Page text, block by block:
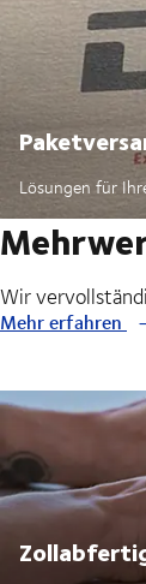
Lösungen für
Wir
Mehr erfahren